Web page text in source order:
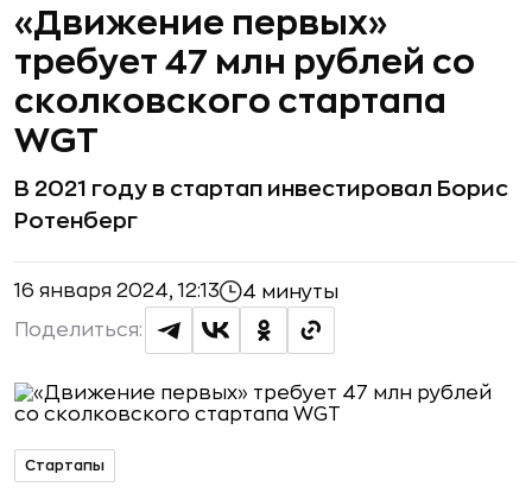
«Движение первых»
требует 47 млн рублей со
сколковского стартапа
WGT
В 2021 году в стартап инвестировал Борис
Ротенберг
16 января 2024, 12:13 4 минуты
Поделиться:
Стартапы